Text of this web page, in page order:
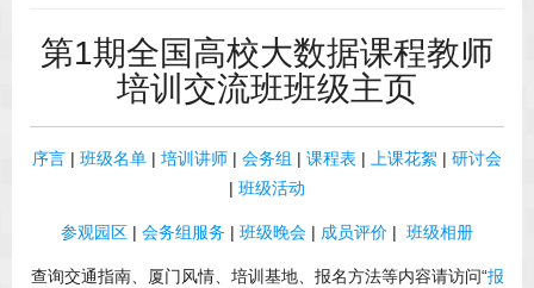
第1期全国高校大数据课程教师
培训交流班班级主页
序言 | 班级名单 | 培训讲师 | 会务组 | 课程表 | 上课花絮 | 研讨会
| 班级活动
参观园区 | 会务组服务 | 班级晚会 | 成员评价 | 班级相册
查询交通指南、厦门风情、培训基地、报名方法等内容请访问“报